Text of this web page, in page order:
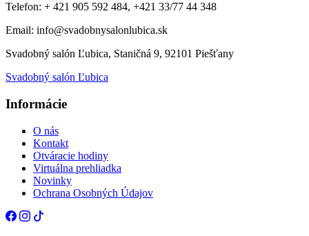
Telefon: + 421 905 592 484, +421 33/77 44 348
Email: info@svadobnysalonlubica.sk
Svadobný salón Ľubica, Staničná 9, 92101 Piešťany
Svadobný salón Ľubica
Informácie
O nás
Kontakt
Otváracie hodiny
Virtuálna prehliadka
Novinky
Ochrana Osobných Údajov